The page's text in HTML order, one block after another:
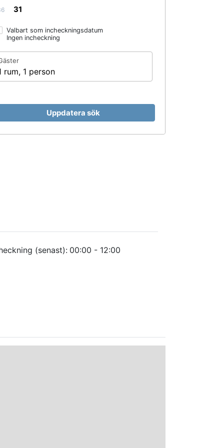
31
Valbart som incheckningsdatum
Ingen incheckning
rum, 1 person
Uppdatera sök
(senast): 00:00 - 12:00